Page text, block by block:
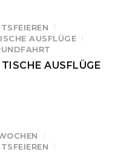
AUSFLÜGE
AUSFLÜGE